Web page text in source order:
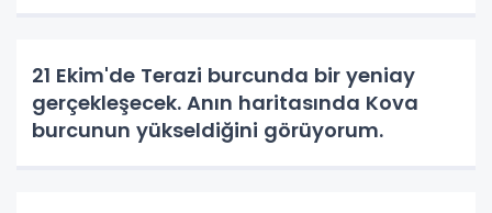
21 Ekim'de Terazi burcunda bir yeniay
gerçekleşecek. Anın haritasında Kova
burcunun yükseldiğini görüyorum.